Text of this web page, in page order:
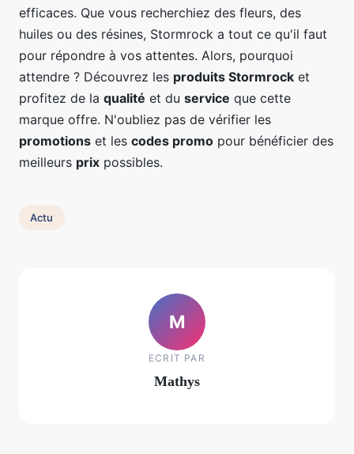
efficaces. Que vous recherchiez des fleurs, des
huiles ou des résines, Stormrock a tout ce qu'il faut
pour répondre à vos attentes. Alors, pourquoi
attendre ? Découvrez les produits Stormrock et
profitez de la qualité et du service que cette
marque offre. N'oubliez pas de vérifier les
promotions et les codes promo pour bénéficier des
meilleurs prix possibles.
Actu
M
ECRIT PAR
Mathys